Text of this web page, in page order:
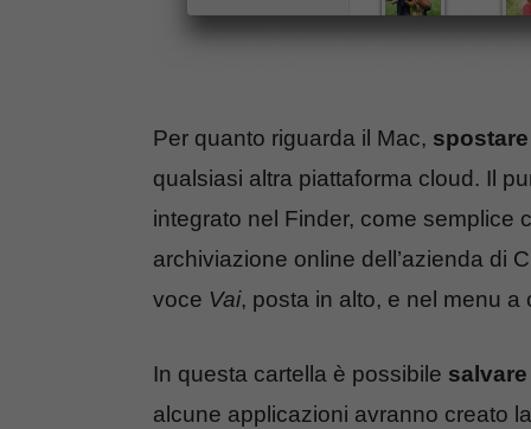
Per quanto riguarda il Mac,
qualsiasi altra piattaforma cloud. Il
integrato nel Finder, come semplice
archiviazione online dell’azienda di
voce Vai, posta in alto, e nel menu
In questa cartella è possibile
alcune applicazioni avranno creato